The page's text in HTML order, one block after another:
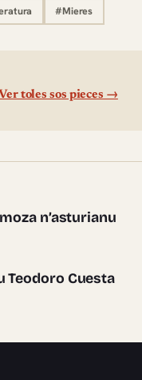
#Mieres
toles sos pieces →
n’asturianu
Teodoro Cuesta